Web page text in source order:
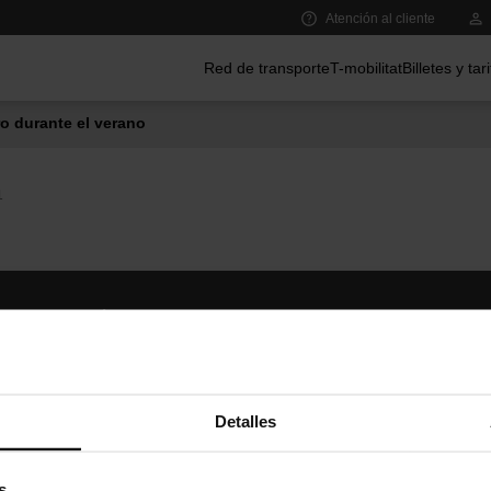
Detalles
Atención al cliente
Red de transporteT-mobilitatBilletes y
durante el verano
Síguenos
TMB